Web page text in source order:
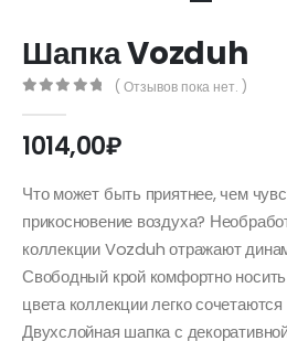
Шапка Vozduh
( Отзывов пока нет. )
1014,00₽
Что может быть приятнее, чем
прикосновение воздуха?
коллекции Vozduh отражают
Свободный крой комфортно
цвета коллекции легко
Двухслойная шапка с